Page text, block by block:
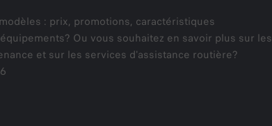
: prix, promotions, caractéristiques
Ou vous souhaitez en savoir plus sur les
et sur les services d'assistance routière?